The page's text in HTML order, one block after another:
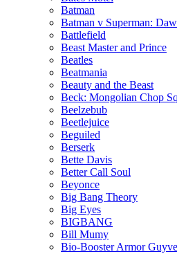
Batman
Batman v Superman:
Battlefield
Beast Master and Prince
Beatles
Beatmania
Beauty and the Beast
Beck: Mongolian Chop
Beelzebub
Beetlejuice
Beguiled
Berserk
Bette Davis
Better Call Soul
Beyonce
Big Bang Theory
Big Eyes
BIGBANG
Bill Mumy
Bio-Booster Armor